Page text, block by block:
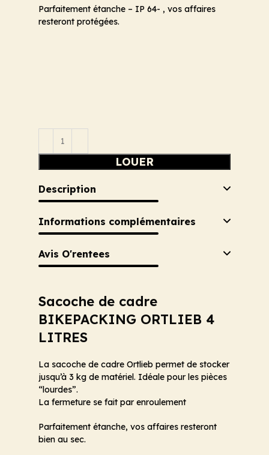
Parfaitement étanche – IP 64- , vos affaires
resteront protégées.
LOUER
Description
Informations complémentaires
Avis O'rentees
Sacoche de cadre
BIKEPACKING ORTLIEB 4
LITRES
La sacoche de cadre Ortlieb permet de stocker
jusqu’à 3 kg de matériel. Idéale pour les pièces
“lourdes”.
La fermeture se fait par enroulement
Parfaitement étanche, vos affaires resteront
bien au sec.